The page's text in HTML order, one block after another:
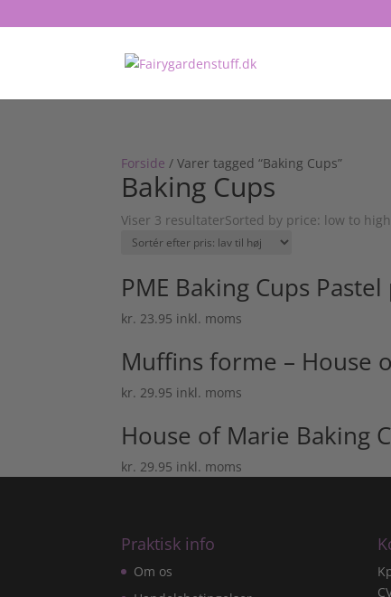
Forside / Varer tagged “Baking Cups”
Baking Cups
Viser 3 resultaterSorted by price: low to high
PME Baking Cups
kr. 23.95 inkl. moms
Muffins forme – House
kr. 29.95 inkl. moms
House of Marie Baking
kr. 29.95 inkl. moms
Praktisk info
Om os